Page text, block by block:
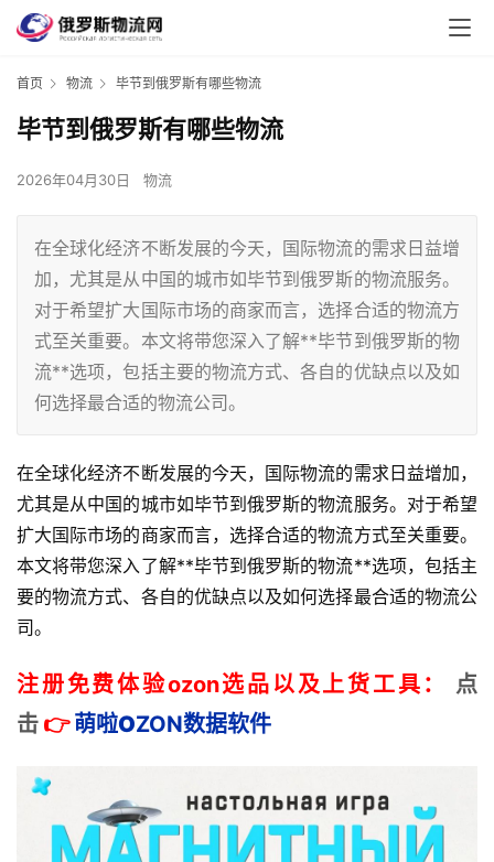
首页 物流 毕节到俄罗斯有哪些物流
毕节到俄罗斯有哪些物流
2026年04月30日 物流
在全球化经济不断发展的今天，国际物流的需求日益增
加，尤其是从中国的城市如毕节到俄罗斯的物流服务。
对于希望扩大国际市场的商家而言，选择合适的物流方
式至关重要。本文将带您深入了解**毕节到俄罗斯的物
流**选项，包括主要的物流方式、各自的优缺点以及如
何选择最合适的物流公司。
在全球化经济不断发展的今天，国际物流的需求日益增加，
尤其是从中国的城市如毕节到俄罗斯的物流服务。对于希望
扩大国际市场的商家而言，选择合适的物流方式至关重要。
本文将带您深入了解**毕节到俄罗斯的物流**选项，包括主
要的物流方式、各自的优缺点以及如何选择最合适的物流公
司。
注册免费体验ozon选品以及上货工具：
点
击 👉 萌啦OZON数据软件